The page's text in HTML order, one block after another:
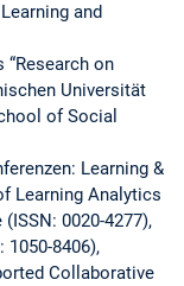
and
on
Universität
of Social
Learning &
Learning Analytics
0020-4277),
1050-8406),
Collaborative